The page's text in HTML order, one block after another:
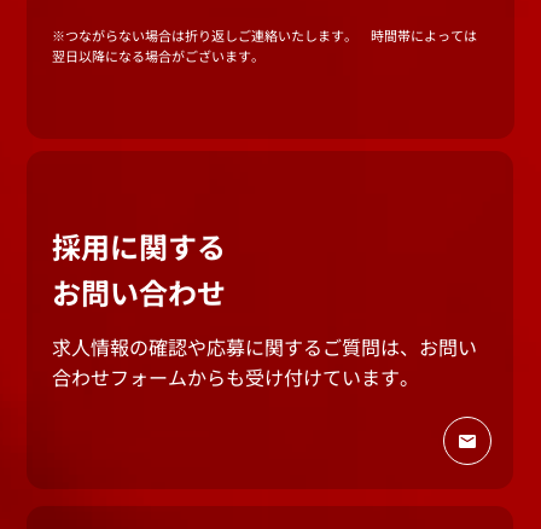
※つながらない場合は折り返しご連絡いたします。 時間帯によっては
翌日以降になる場合がございます。
採用に関する
お問い合わせ
求人情報の確認や応募に関するご質問は、 お問い
合わせフォームからも受け付けています。